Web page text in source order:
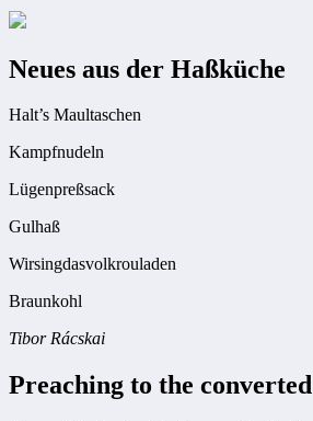
Neues aus der Haßküche
Halt’s Maultaschen
Kampfnudeln
Lügenpreßsack
Gulhaß
Wirsingdasvolkrouladen
Braunkohl
Tibor Rácskai
Preaching to the converted